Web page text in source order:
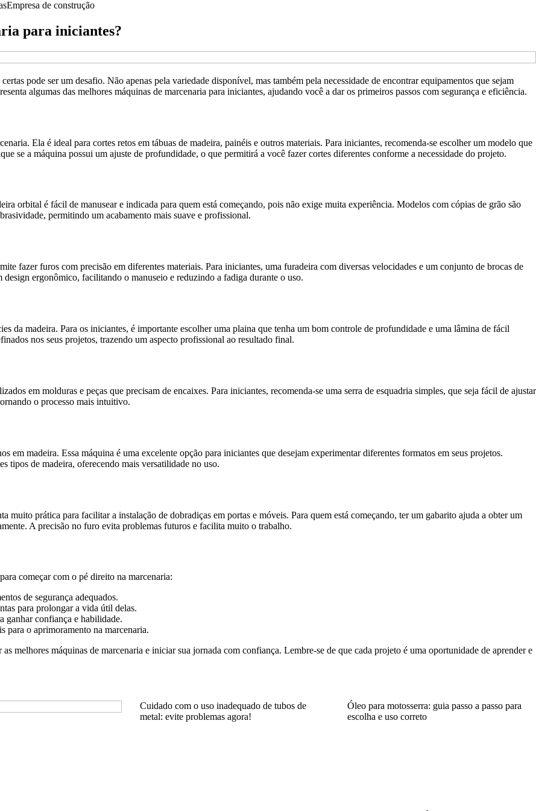
Empresa de construção
para iniciantes?
pode ser um desafio. Não apenas pela variedade disponível, mas também pela necessidade de encontrar equipamentos que sejam
algumas das melhores máquinas de marcenaria para iniciantes, ajudando você a dar os primeiros passos com segurança e eficiência.
Ela é ideal para cortes retos em tábuas de madeira, painéis e outros materiais. Para iniciantes, recomenda-se escolher um modelo que
se a máquina possui um ajuste de profundidade, o que permitirá a você fazer cortes diferentes conforme a necessidade do projeto.
orbital é fácil de manusear e indicada para quem está começando, pois não exige muita experiência. Modelos com cópias de grão são
permitindo um acabamento mais suave e profissional.
fazer furos com precisão em diferentes materiais. Para iniciantes, uma furadeira com diversas velocidades e um conjunto de brocas de
ergonômico, facilitando o manuseio e reduzindo a fadiga durante o uso.
da madeira. Para os iniciantes, é importante escolher uma plaina que tenha um bom controle de profundidade e uma lâmina de fácil
nos seus projetos, trazendo um aspecto profissional ao resultado final.
em molduras e peças que precisam de encaixes. Para iniciantes, recomenda-se uma serra de esquadria simples, que seja fácil de ajustar
o processo mais intuitivo.
em madeira. Essa máquina é uma excelente opção para iniciantes que desejam experimentar diferentes formatos em seus projetos.
tipos de madeira, oferecendo mais versatilidade no uso.
muito prática para facilitar a instalação de dobradiças em portas e móveis. Para quem está começando, ter um gabarito ajuda a obter um
A precisão no furo evita problemas futuros e facilita muito o trabalho.
começar com o pé direito na marcenaria:
de segurança adequados.
para prolongar a vida útil delas.
ganhar confiança e habilidade.
para o aprimoramento na marcenaria.
melhores máquinas de marcenaria e iniciar sua jornada com confiança. Lembre-se de que cada projeto é uma oportunidade de aprender e
Cuidado com o uso inadequado de tubos de
metal: evite problemas agora!
Óleo para motosserra: guia passo a passo para
escolha e uso correto